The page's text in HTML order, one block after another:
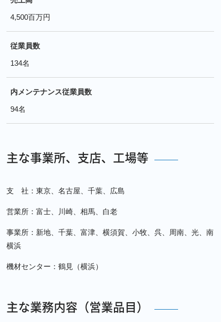
4,500百万円
従業員数
134名
内メンテナンス従業員数
94名
主な事業所、支店、工場等
支 社：東京、名古屋、千葉、広島
営業所：富士、川崎、相馬、白老
事業所：新地、千葉、富津、横須賀、小牧、呉、周南、光、南
横浜
機材センター：鶴見（横浜）
主な業務内容（営業品目）